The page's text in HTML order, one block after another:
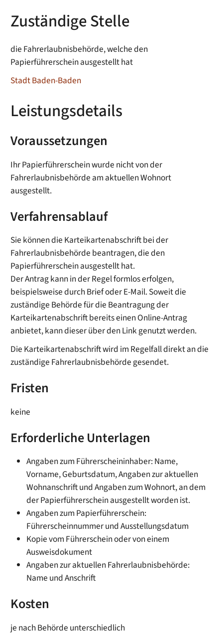
Zuständige Stelle
die Fahrerlaubnisbehörde, welche den
Papierführerschein ausgestellt hat
Stadt Baden-Baden
Leistungsdetails
Voraussetzungen
Ihr Papierführerschein wurde nicht von der
Fahrerlaubnisbehörde am aktuellen Wohnort
ausgestellt.
Verfahrensablauf
Sie können die Karteikartenabschrift bei der
Fahrerlaubnisbehörde beantragen, die den
Papierführerschein ausgestellt hat.
Der Antrag kann in der Regel formlos erfolgen,
beispielsweise durch Brief oder E-Mail. Soweit die
zuständige Behörde für die Beantragung der
Karteikartenabschrift bereits einen Online-Antrag
anbietet, kann dieser über den Link genutzt werden.
Die Karteikartenabschrift wird im Regelfall direkt an die
zuständige Fahrerlaubnisbehörde gesendet.
Fristen
keine
Erforderliche Unterlagen
Angaben zum Führerscheininhaber: Name,
Vorname, Geburtsdatum, Angaben zur aktuellen
Wohnanschrift und Angaben zum Wohnort, an dem
derPapierführerscheinausgestellt worden ist.
Angaben zum Papierführerschein:
Führerscheinnummer und Ausstellungsdatum
Kopie vom Führerschein oder von einem
Ausweisdokument
Angaben zur aktuellen Fahrerlaubnisbehörde:
Name und Anschrift
Kosten
je nach Behörde unterschiedlich